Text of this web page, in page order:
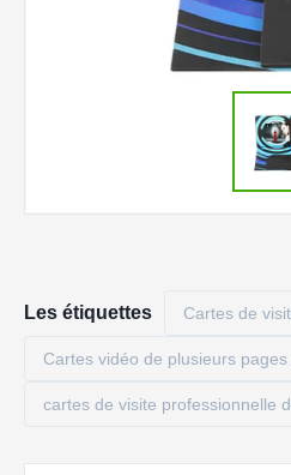
Les étiquettes Cartes de
Cartes vidéo de plusieurs
cartes de visite professionnelle